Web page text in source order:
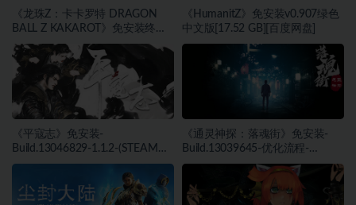
《龙珠Z：卡卡罗特 DRAGON
BALL Z KAKAROT》免安装终极
版v2.02绿色中文版[46.97 GB][百
度网盘]
《HumanitZ》免安装v0.907绿色
中文版[17.52 GB][百度网盘]
《平寇志》免安装-
Build.13046829-1.1.2-(STEAM官
中)-支持手柄绿色中文版[13.06
《通灵神探：落魂街》免安装-
Build.13039645-优化流程-
(STEAM官中)绿色中文版[6.03
GB][百度网盘]